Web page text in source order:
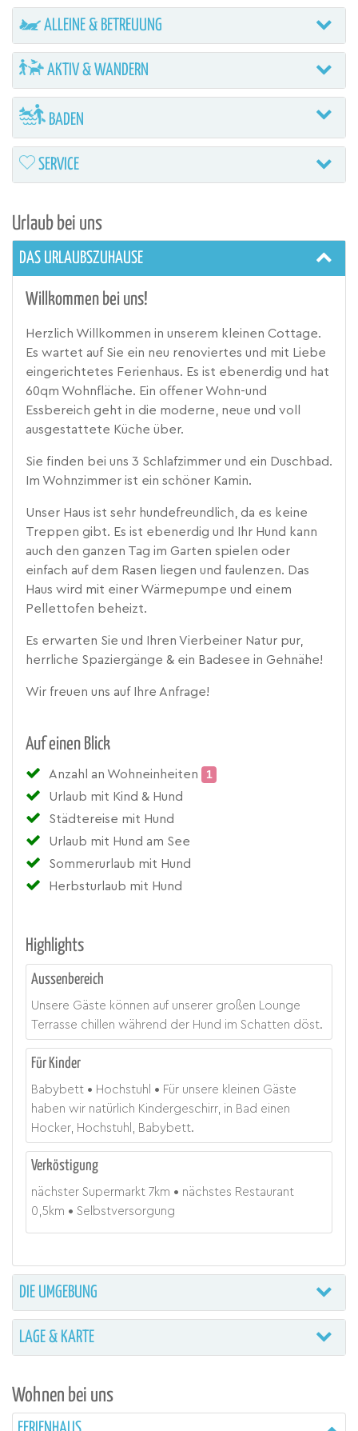
ALLEINE & BETREUUNG
AKTIV & WANDERN
BADEN
SERVICE
Urlaub bei uns
DAS URLAUBSZUHAUSE
Willkommen bei uns!
Herzlich Willkommen in unserem kleinen Cottage.
Es wartet auf Sie ein neu renoviertes und mit Liebe
eingerichtetes Ferienhaus. Es ist ebenerdig und hat
60qm Wohnfläche. Ein offener Wohn-und
Essbereich geht in die moderne, neue und voll
ausgestattete Küche über.
Sie finden bei uns 3 Schlafzimmer und ein Duschbad.
Im Wohnzimmer ist ein schöner Kamin.
Unser Haus ist sehr hundefreundlich, da es keine
Treppen gibt. Es ist ebenerdig und Ihr Hund kann
auch den ganzen Tag im Garten spielen oder
einfach auf dem Rasen liegen und faulenzen. Das
Haus wird mit einer Wärmepumpe und einem
Pellettofen beheizt.
Es erwarten Sie und Ihren Vierbeiner Natur pur,
herrliche Spaziergänge & ein Badesee in Gehnähe!
Wir freuen uns auf Ihre Anfrage!
Auf einen Blick
Anzahl an Wohneinheiten
1
Urlaub mit Kind & Hund
Städtereise mit Hund
Urlaub mit Hund am See
Sommerurlaub mit Hund
Herbsturlaub mit Hund
Highlights
Aussenbereich
Unsere Gäste können auf unserer großen Lounge
Terrasse chillen während der Hund im Schatten döst.
Für Kinder
Babybett Hochstuhl
Für unsere kleinen Gäste
haben wir natürlich Kindergeschirr, in Bad einen
Hocker, Hochstuhl, Babybett.
Verköstigung
nächster Supermarkt 7km
nächstes Restaurant
0,5 km Selbstversorgung
DIE UMGEBUNG
LAGE & KARTE
Wohnen bei uns